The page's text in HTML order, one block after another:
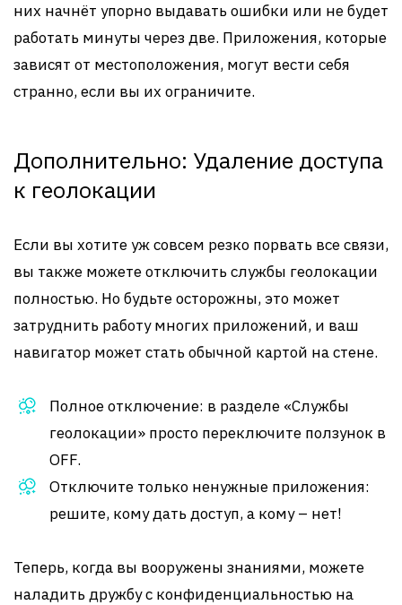
них начнёт упорно выдавать ошибки или не будет
работать минуты через две. Приложения, которые
зависят от местоположения, могут вести себя
странно, если вы их ограничите.
Дополнительно: Удаление доступа
к геолокации
Если вы хотите уж совсем резко порвать все связи,
вы также можете отключить службы геолокации
полностью. Но будьте осторожны, это может
затруднить работу многих приложений, и ваш
навигатор может стать обычной картой на стене.
Полное отключение: в разделе «Службы
геолокации» просто переключите ползунок в
OFF.
Отключите только ненужные приложения:
решите, кому дать доступ, а кому – нет!
Теперь, когда вы вооружены знаниями, можете
наладить дружбу с конфиденциальностью на